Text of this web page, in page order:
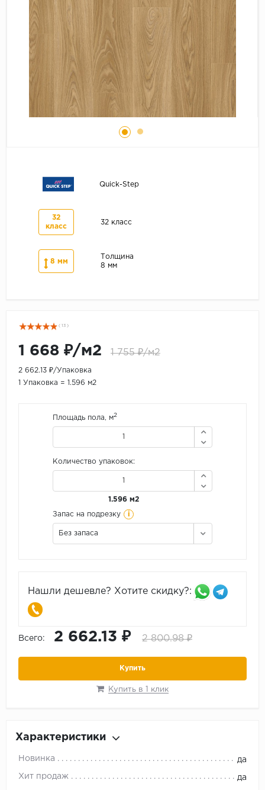
Серый
Бежевый
Дуб светлый
Quick-Step
32
класс
32 класс
8 мм
Толщина
8 мм
( 13 )
1 668 ₽/м2 1 755 ₽/м2
2 662.13 ₽/Упаковка
1 Упаковка = 1.596 м2
Площадь пола, м2
Количество упаковок:
1.596 м2
Запас на подрезку i
Без запаса
Нашли дешевле? Хотите скидку?:
Всего: 2 662.13 ₽ 2 800.98 ₽
Купить
Купить в 1 клик
Характеристики
Новинка да
Хит продаж да